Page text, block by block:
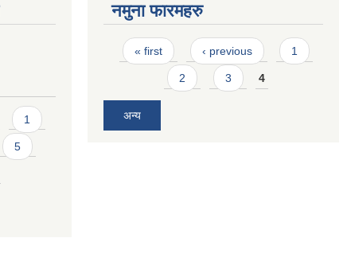
1
5
नमुना फारमहरु
Pages
« first ‹ previous 1
2 3 4
अन्य